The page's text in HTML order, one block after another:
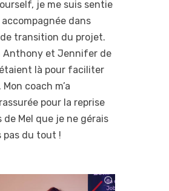
je me suis sentie
dans
transition du projet.
Anthony et Jennifer de
là pour faciliter
coach m’a
pour la reprise
de Mel que je ne gérais
pas du tout !